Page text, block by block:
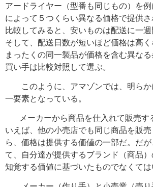
アードライヤー（型番も同じもの）を
によって５つくらい異なる価格で提供
比較してみると、安いものは配送に一週
そして、配送日数が短いほど価格は高
まったくの同一製品が価格を含む異なる
買い手は比較対照して選ぶ。
このように、アマゾンでは、明らか
一要素となっている。
メーカーから商品を仕入れて販売す
いえば、他の小売店でも同じ商品を販
ら、価格は提供する価値の一部だ。だ
て、自分達が提供するブランド（商品
知覚する価値に基づいたものでなくては